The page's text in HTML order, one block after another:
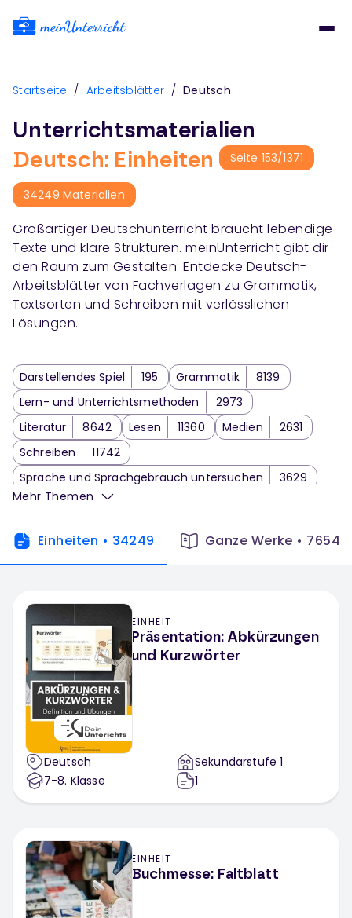
Startseite / Arbeitsblätter / Deutsch
Unterrichtsmaterialien
Deutsch: Einheiten
Seite 153/1371
34249 Materialien
Großartiger Deutschunterricht braucht lebendige
Texte und klare Strukturen. meinUnterricht gibt dir
den Raum zum Gestalten: Entdecke Deutsch-
Arbeitsblätter von Fachverlagen zu Grammatik,
Textsorten und Schreiben mit verlässlichen
Lösungen.
Darstellendes Spiel 195 Grammatik
8139
Lern- und Unterrichtsmethoden
2973
Literatur
8642 Lesen 11360 Medien
2631
Schreiben
11742
Sprache und Sprachgebrauch untersuchen
3629
Sprechen und Zuhören
Wortschatzarbeit
Mehr Themen
Einheiten • 34249 Ganze Werke • 7654
EINHEIT
Präsentation: Abkürzungen
und Kurzwörter
Deutsch
7-8. Klasse
Sekundarstufe 1
1
EINHEIT
Buchmesse: Faltblatt